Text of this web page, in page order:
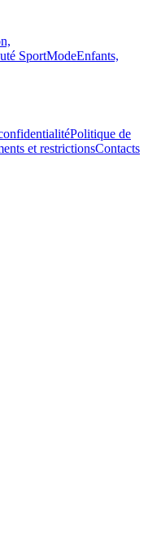
SportModeEnfants,
Politique de
et restrictionsContacts